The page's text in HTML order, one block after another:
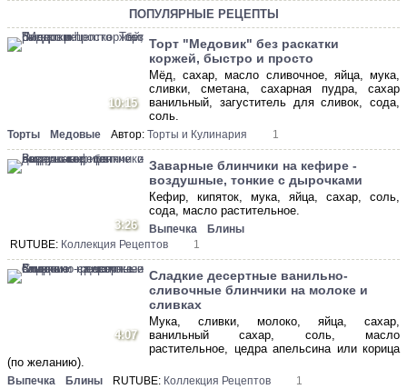
ПОПУЛЯРНЫЕ РЕЦЕПТЫ
10:15
Торт "Медовик" без раскатки
коржей, быстро и просто
Мёд, сахар, масло сливочное, яйца, мука,
сливки, сметана, сахарная пудра, сахар
ванильный, загуститель для сливок, сода,
соль.
Торты Медовые Автор: Торты и Кулинария 1
3:26
Заварные блинчики на кефире -
воздушные, тонкие с дырочками
Кефир, кипяток, мука, яйца, сахар, соль,
сода, масло растительное.
Выпечка
Блины
RUTUBE: Коллекция Рецептов 1
4:07
Сладкие десертные ванильно-
сливочные блинчики на молоке и
сливках
Мука, сливки, молоко, яйца, сахар,
ванильный сахар, соль, масло
растительное, цедра апельсина или корица
(по желанию).
Выпечка Блины RUTUBE: Коллекция Рецептов 1